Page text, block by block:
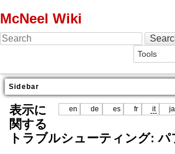
McNeel Wiki
Sidebar
en de es fr it ja
表示に
関する
トラブルシューティング: